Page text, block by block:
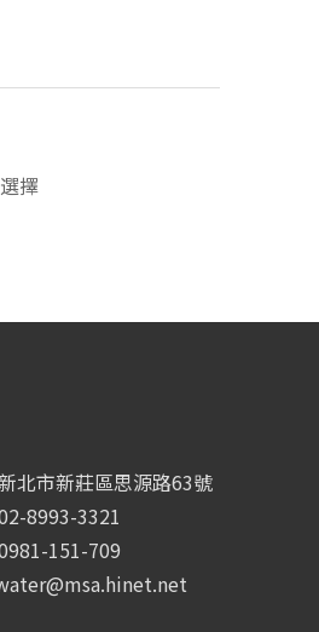
擇
北市新莊區思源路63號
8993-3321
151-709